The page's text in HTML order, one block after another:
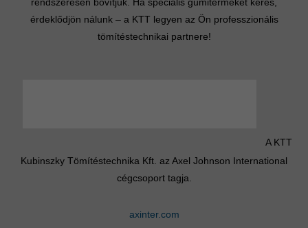
rendszeresen bővítjük. Ha speciális gumiterméket keres,
érdeklődjön nálunk – a KTT legyen az Ön professzionális
tömítéstechnikai partnere!
A KTT
Kubinszky Tömítéstechnika Kft. az Axel Johnson International
cégcsoport tagja.
axinter.com